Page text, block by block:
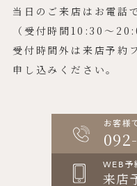
当日のご来店はお電話
（受付時間10:30〜
受付時間外は来店予約
申し込みください。
お客様
WEB予
来店